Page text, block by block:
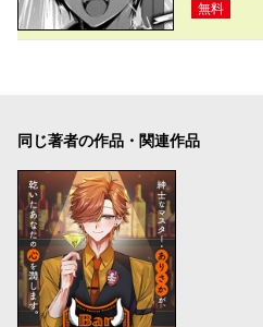
無料
同じ著者の作品・関連作品